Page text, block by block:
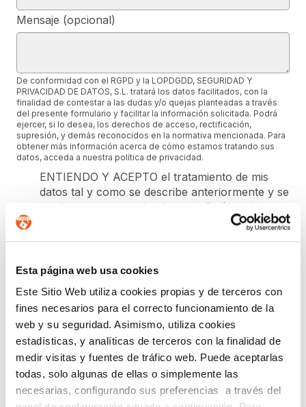
Esta página web usa cookies
Este Sitio Web utiliza cookies propias y de terceros con
fines necesarios para el correcto funcionamiento de la
web y su seguridad. Asimismo, utiliza cookies
estadísticas, y analíticas de terceros con la finalidad de
medir visitas y fuentes de tráfico web. Puede aceptarlas
todas, solo algunas de ellas o simplemente las
necesarias, configurando sus preferencias a través del
Mensaje (opcional)
De conformidad con el RGPD y la LOPDGDD, SEGURIDAD Y
PRIVACIDAD DE DATOS, S.L. tratará los datos facilitados, con la
finalidad de contestar a las dudas y/o quejas planteadas a través
del presente formulario y facilitar la información solicitada. Podrá
ejercer, si lo desea, los derechos de acceso, rectificación,
supresión, y demás reconocidos en la normativa mencionada. Para
obtener más información acerca de cómo estamos tratando sus
datos, acceda a nuestra política de privacidad.
ENTIENDO Y ACEPTO el tratamiento de mis
datos tal y como se describe anteriormente y se
explica con mayor detalle en la Política de
Privacidad.(Su negativa a facilitarnos la
SUSCRIPCIÓN GRATUITA A
NEWSLETTER DE FORLOPD
Regístrate para estar al día en Protección de Datos,
Ciberseguridad, Planes de Igualdad,Prevención del
Acoso,Canal de Denuncias,eCommerce,Prevención de
Blanqueo de CapitalesyRegistro Retributivo , entre otras